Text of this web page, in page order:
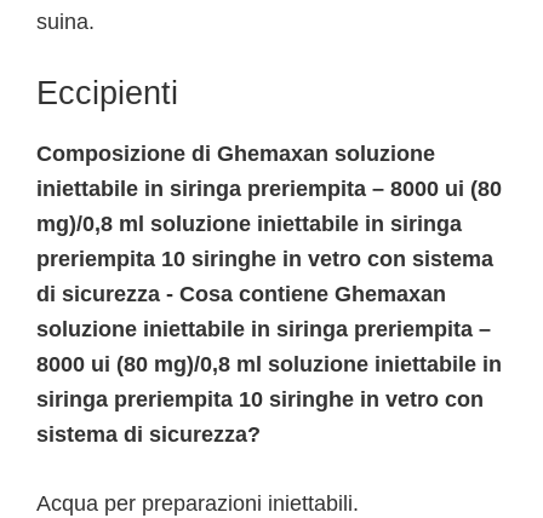
suina.
Eccipienti
Composizione di Ghemaxan soluzione
iniettabile in siringa preriempita – 8000 ui (80
mg)/0,8 ml soluzione iniettabile in siringa
preriempita 10 siringhe in vetro con sistema
di sicurezza - Cosa contiene Ghemaxan
soluzione iniettabile in siringa preriempita –
8000 ui (80 mg)/0,8 ml soluzione iniettabile in
siringa preriempita 10 siringhe in vetro con
sistema di sicurezza?
Acqua per preparazioni iniettabili.